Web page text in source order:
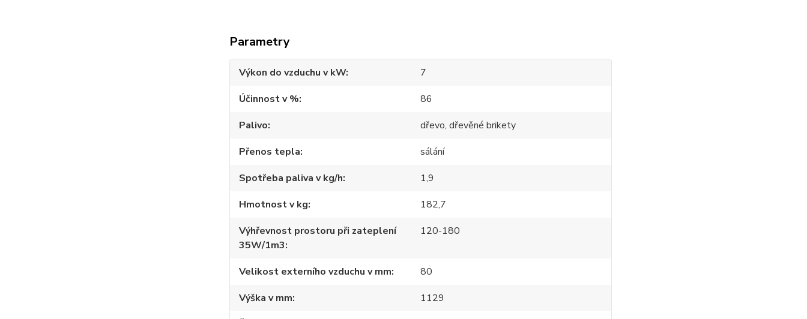
Parametry
Výkon do vzduchu v kW
7
Účinnost v %
86
Palivo
dřevo, dřevěné brikety
Přenos tepla
sálání
Spotřeba paliva v kg/h
1,9
Hmotnost v kg
182,7
Výhřevnost prostoru při zateplení
35W/1m3
120-180
Velikost externího vzduchu v mm
80
Výška v mm
1129